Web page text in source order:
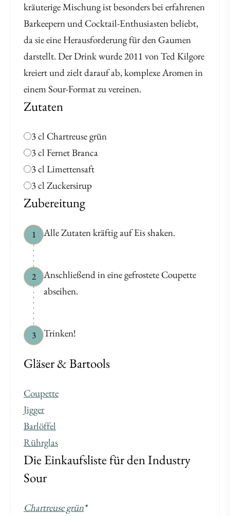
kräuterige Mischung ist besonders bei erfahrenen
Barkeepern und Cocktail-Enthusiasten beliebt,
da sie eine Herausforderung für den Gaumen
darstellt. Der Drink wurde 2011 von Ted Kilgore
kreiert und zielt darauf ab, komplexe Aromen in
einem Sour-Format zu vereinen.
Zutaten
3 cl Chartreuse grün
3 cl Fernet Branca
3 cl Limettensaft
3 cl Zuckersirup
Zubereitung
1 Alle Zutaten kräftig auf Eis shaken.
2
Anschließend in eine gefrostete Coupette
abseihen.
3 Trinken!
Gläser & Bartools
Coupette
Jigger
Barlöffel
Rührglas
Die Einkaufsliste für den Industry
Sour
Chartreuse grün*